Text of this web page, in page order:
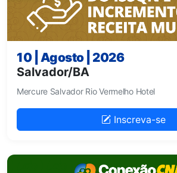
10 | Agosto | 2026
Salvador/BA
Mercure Salvador Rio Vermelho Hotel
Inscreva-se